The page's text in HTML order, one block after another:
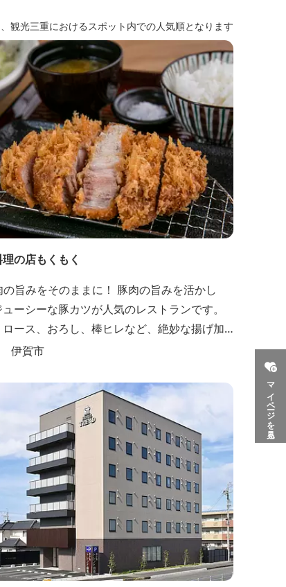
マイページを見る
観光三重におけるスポット内での人気順となります
理の店もくもく
旨みをそのままに！ 豚肉の旨みを活かし
ーシーな豚カツが人気のレストランです。
ロース、おろし、棒ヒレなど、絶妙な揚げ加
した豚カツです。揚げたてを食べていただ
毎日お店で打ってつくっております。北海道
のそば粉を使用してつくる、喉ごしの良い昔
のお蕎麦...
伊賀市